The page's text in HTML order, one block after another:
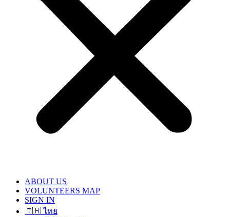
ABOUT US
VOLUNTEERS MAP
SIGN IN
🇹🇭 ไทย